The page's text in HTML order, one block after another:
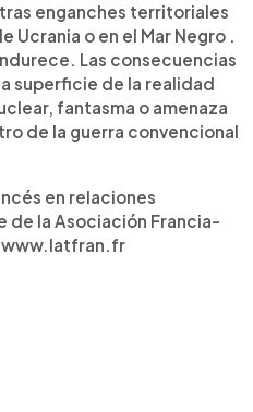
enganches territoriales
Ucrania o en el Mar Negro .
Las consecuencias
superficie de la realidad
fantasma o amenaza
de la guerra convencional
en relaciones
la Asociación Francia-
www.latfran.fr